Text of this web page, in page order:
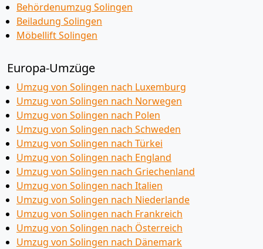
Behördenumzug Solingen
Beiladung Solingen
Möbellift Solingen
Europa-Umzüge
Umzug von Solingen nach Luxemburg
Umzug von Solingen nach Norwegen
Umzug von Solingen nach Polen
Umzug von Solingen nach Schweden
Umzug von Solingen nach Türkei
Umzug von Solingen nach England
Umzug von Solingen nach Griechenland
Umzug von Solingen nach Italien
Umzug von Solingen nach Niederlande
Umzug von Solingen nach Frankreich
Umzug von Solingen nach Österreich
Umzug von Solingen nach Dänemark